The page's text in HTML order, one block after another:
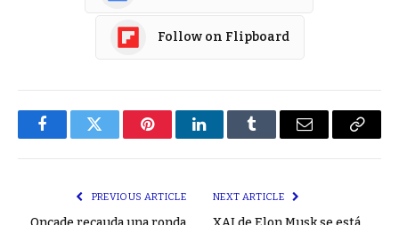
Follow on Flipboard
FacebookTwitter PinterestLinkedInTumblr Email
Copy
PREVIOUS ARTICLE NEXT ARTICLE